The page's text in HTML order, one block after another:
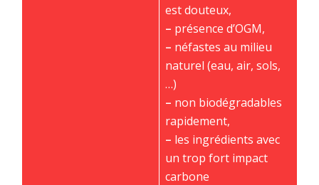
est douteux,
– présence d’OGM,
– néfastes au milieu
naturel (eau, air, sols,
…)
– non biodégradables
rapidement,
– les ingrédients avec
un trop fort impact
carbone